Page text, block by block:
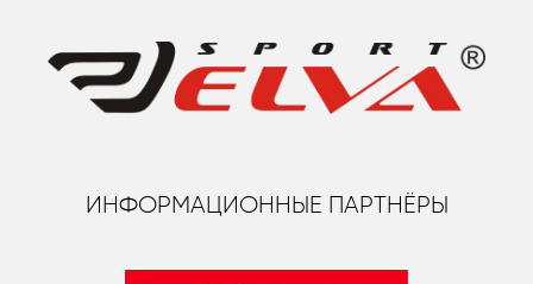
ИНФОРМАЦИОННЫЕ ПАРТНЁРЫ